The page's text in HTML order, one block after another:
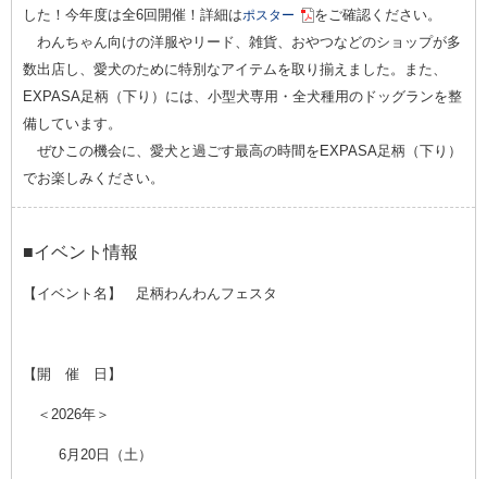
した！今年度は全6回開催！詳細はポスター
をご確認ください。
わんちゃん向けの洋服やリード、雑貨、おやつなどのショップが多
数出店し、愛犬のために特別なアイテムを取り揃えました。また、
EXPASA足柄（下り）には、小型犬専用・全犬種用のドッグランを整
備しています。
ぜひこの機会に、愛犬と過ごす最高の時間をEXPASA足柄（下り）
でお楽しみください。
■イベント情報
【イベント名】 足柄わんわんフェスタ
【開 催 日】
＜2026年＞
6月20日（土）